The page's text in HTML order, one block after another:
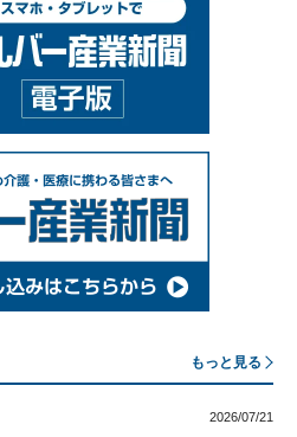
もっと見る
2026/07/21